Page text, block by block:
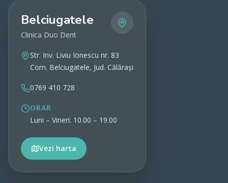
Belciugatele
Clinica Duo Dent
Str. Inv. Liviu Ionescu nr. 83
Com. Belciugatele, Jud. Călărași
0769 410 728
ORAR
Luni – Vineri: 10.00 – 19.00
Vezi harta
Vezi detalii